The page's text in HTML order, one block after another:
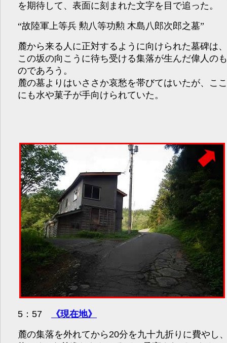
を期待して、表面に刻まれた文字を目で追った。
“故陸軍上等兵 勲八等功勲 木島八郎次郎之墓”
麓から来る人に正対するように向けられた墓碑は
この坂の向こうに待ち受ける集落が生んだ偉人の
のであろう。
麓の墓よりはいささか哀愁を帯びてはいたが、こ
にも水や菓子が手向けられていた。
5：57
《現在地》
麓の集落を外れてから20分を九十九折りに費やし